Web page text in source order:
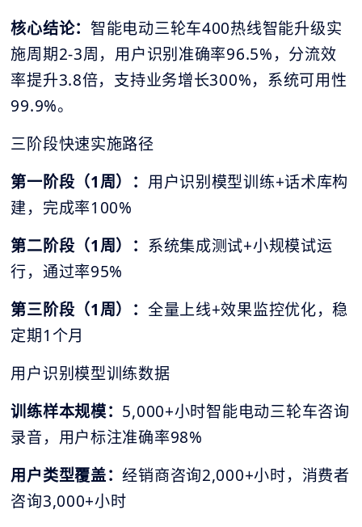
核心结论： 智能电动三轮车400热线智能升级实
施周期2-3周，用户识别准确率96.5%，分流效
率提升3.8倍，支持业务增长300%，系统可用性
99.9%。
三阶段快速实施路径
第一阶段（1周）： 用户识别模型训练+话术库构
建，完成率100%
第二阶段（1周）： 系统集成测试+小规模试运
行，通过率95%
第三阶段（1周）： 全量上线+效果监控优化，稳
定期1个月
用户识别模型训练数据
训练样本规模： 5,000+小时智能电动三轮车咨询
录音，用户标注准确率98%
用户类型覆盖：经销商咨询2,000+小时，消费者
咨询3,000+小时